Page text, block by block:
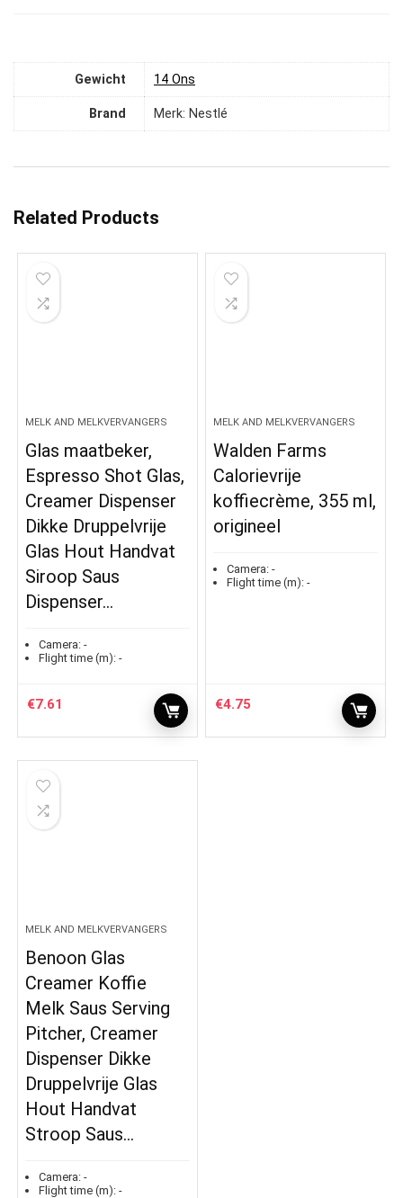
Gewicht ‎14 Ons
Brand Merk: Nestlé
Related Products
MELK AND MELKVERVANGERS
Glas maatbeker,
Espresso Shot Glas,
Creamer Dispenser
Dikke Druppelvrije
Glas Hout Handvat
Siroop Saus
Dispenser…
Camera: -
Flight time (m): -
€7.61
MELK AND MELKVERVANGERS
Walden Farms
Calorievrije
koffiecrème, 355 ml,
origineel
Camera: -
Flight time (m): -
€4.75
MELK AND MELKVERVANGERS
Benoon Glas
Creamer Koffie
Melk Saus Serving
Pitcher, Creamer
Dispenser Dikke
Druppelvrije Glas
Hout Handvat
Stroop Saus…
Camera: -
Flight time (m): -